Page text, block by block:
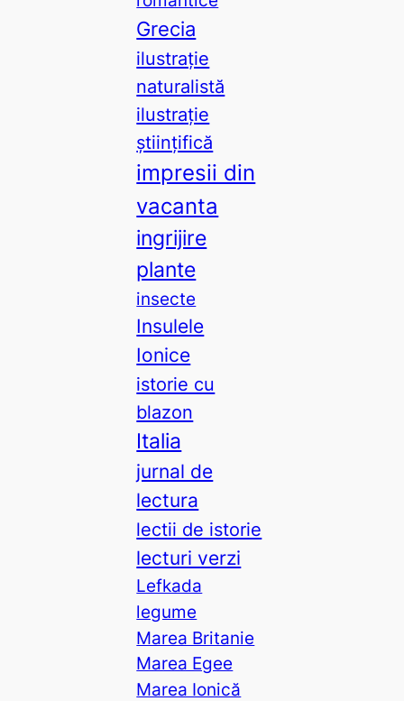
Grecia
ilustrație
naturalistă
ilustrație
științifică
impresii din
vacanta
ingrijire
plante
insecte
Insulele
Ionice
istorie cu
blazon
Italia
jurnal de
lectura
lectii de istorie
lecturi verzi
Lefkada
legume
Marea Britanie
Marea Egee
Marea Ionică